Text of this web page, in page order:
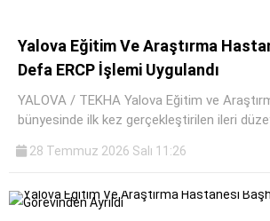
Yalova Eğitim Ve Araştırma
Defa ERCP İşlemi Uygulandı
YALOVA / TEKHA Yalova Eğitim ve
bünyesinde ilk kez gerçekleştirilen ileri
28 Temmuz 2026 Salı 11:26